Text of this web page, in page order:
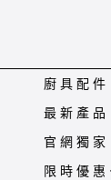
廚 具 配 件
最 新 產 品
官 網 獨 家
限 時 優 惠